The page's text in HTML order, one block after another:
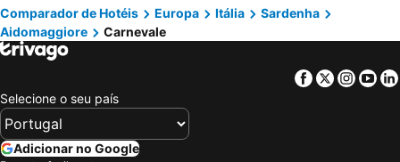
Tuerredda
Praia Capriccioli
Spiaggia di Simius
Spiaggia Simius
Baia Sardinia
Cala Goloritzè
Comparador de Hotéis Europa Itália
Sardenha
Aidomaggiore
Carnevale
Facebook
Twitter
Selecione o seu país
Adicionar no Google